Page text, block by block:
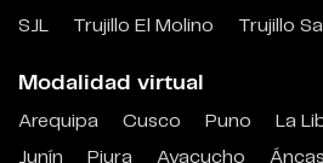
SJL
Trujillo El Molino Trujillo
Modalidad virtual
Arequipa Cusco Puno
La
Junín
Piura Ayacucho